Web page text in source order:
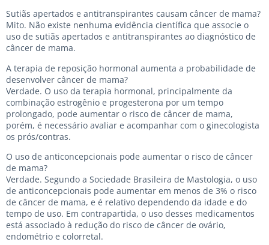
Sutiãs apertados e antitranspirantes causam câncer de mama?
Mito. Não existe nenhuma evidência científica que associe o
uso de sutiãs apertados e antitranspirantes ao diagnóstico de
câncer de mama.
A terapia de reposição hormonal aumenta a probabilidade de
desenvolver câncer de mama?
Verdade. O uso da terapia hormonal, principalmente da
combinação estrogênio e progesterona por um tempo
prolongado, pode aumentar o risco de câncer de mama,
porém, é necessário avaliar e acompanhar com o ginecologista
os prós/contras.
O uso de anticoncepcionais pode aumentar o risco de câncer
de mama?
Verdade. Segundo a Sociedade Brasileira de Mastologia, o uso
de anticoncepcionais pode aumentar em menos de 3% o risco
de câncer de mama, e é relativo dependendo da idade e do
tempo de uso. Em contrapartida, o uso desses medicamentos
está associado à redução do risco de câncer de ovário,
endométrio e colorretal.